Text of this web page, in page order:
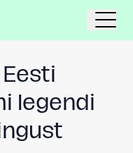
legendi